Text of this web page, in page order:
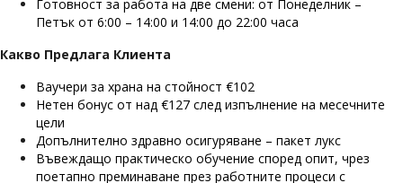
Готовност за работа на две смени: от Понеделник –
Петък от 6:00 – 14:00 и 14:00 до 22:00 часа
Какво Предлага Клиента
Ваучери за храна на стойност €102
Нетен бонус от над €127 след изпълнение на месечните
цели
Допълнително здравно осигуряване – пакет лукс
Въвеждащо практическо обучение според опит, чрез
поетапно преминаване през работните процеси с